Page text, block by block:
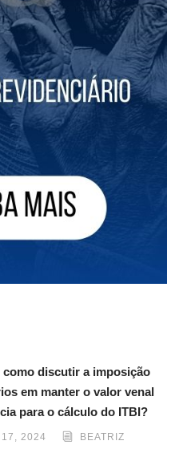
como discutir a imposição
em manter o valor venal
para o cálculo do ITBI?
2024 BEATRIZ